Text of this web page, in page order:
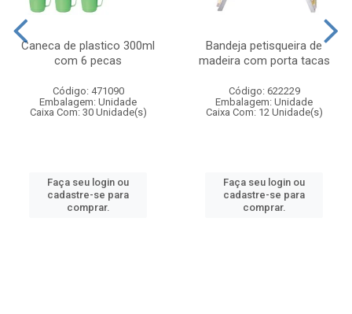
Caneca de plastico 300ml
com 6 pecas
Código: 471090
Embalagem: Unidade
Caixa Com: 30 Unidade(s)
Faça seu login ou
cadastre-se para
comprar.
Bandeja petisqueira de
madeira com porta tacas
Código: 622229
Embalagem: Unidade
Caixa Com: 12 Unidade(s)
Faça seu login ou
cadastre-se para
comprar.